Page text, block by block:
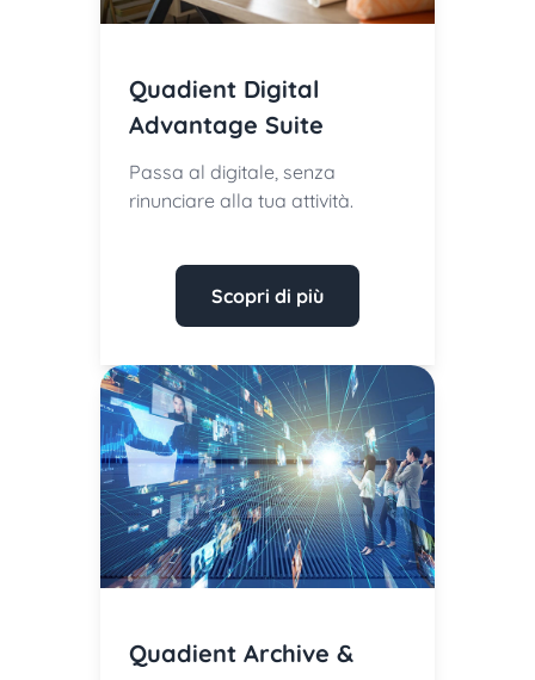
Quadient Digital
Advantage Suite
Passa al digitale, senza
rinunciare alla tua attività.
Scopri di più
Quadient Archive &